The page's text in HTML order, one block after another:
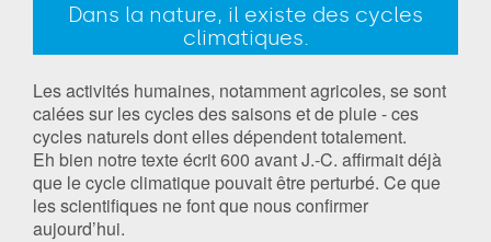
Dans la nature, il existe des cycles
climatiques.
Les activités humaines, notamment agricoles, se sont
calées sur les cycles des saisons et de pluie - ces
cycles naturels dont elles dépendent totalement.
Eh bien notre texte écrit 600 avant J.-C. affirmait déjà
que le cycle climatique pouvait être perturbé. Ce que
les scientifiques ne font que nous confirmer
aujourd’hui.